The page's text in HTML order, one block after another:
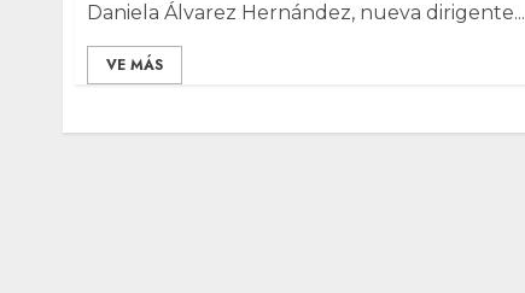
Daniela Álvarez Hernández, nueva dirigente...
VE MÁS